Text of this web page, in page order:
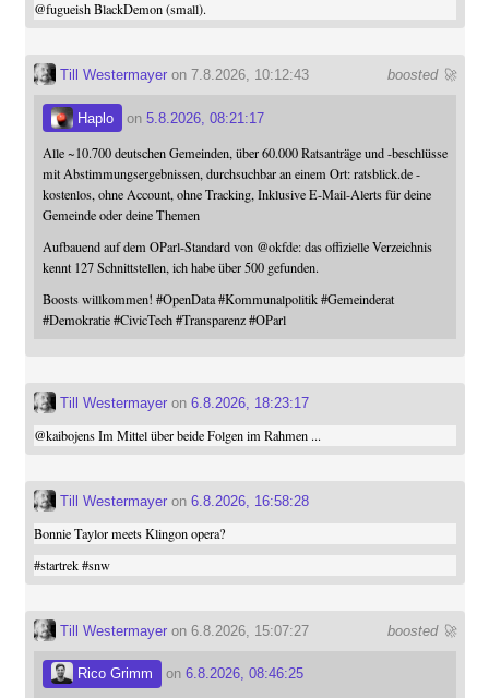
@fugueishBlackDemon (small).
boosted 🚀
Till Westermayeron 7.8.2026, 10:12:43
Haplo on 5.8.2026, 08:21:17
Alle ~10.700 deutschen Gemeinden, über 60.000 Ratsanträge und -beschlüsse
mit Abstimmungsergebnissen, durchsuchbar an einem Ort: ratsblick.de -
kostenlos, ohne Account, ohne Tracking, Inklusive E-Mail-Alerts für deine
Gemeinde oder deine Themen
Aufbauend auf dem OParl-Standard von @okfde: das offizielle Verzeichnis
kennt 127 Schnittstellen, ich habe über 500 gefunden.
Boosts willkommen! #OpenData #Kommunalpolitik #Gemeinderat
#Demokratie #CivicTech #Transparenz #OParl
Till Westermayeron 6.8.2026, 18:23:17
@kaibojensIm Mittel über beide Folgen im Rahmen ...
Till Westermayeron 6.8.2026, 16:58:28
Bonnie Taylor meets Klingon opera?
#startrek #snw
boosted 🚀
Till Westermayeron 6.8.2026, 15:07:27
Rico Grimm on 6.8.2026, 08:46:25